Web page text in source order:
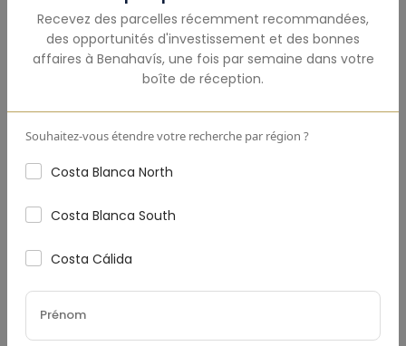
Recevez des parcelles récemment recommandées,
des opportunités d'investissement et des bonnes
affaires à Benahavís, une fois par semaine dans votre
boîte de réception.
Souhaitez-vous étendre votre recherche par région ?
Costa Blanca North
Costa Blanca South
Costa Cálida
Durée Du Prêt (Années)